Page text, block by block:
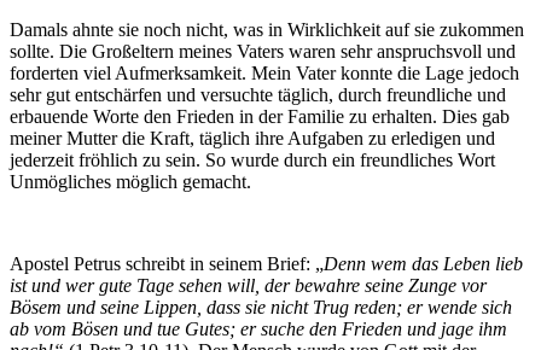
Damals ahnte sie noch nicht, was in Wirklichkeit auf sie zukommen
sollte. Die Großeltern meines Vaters waren sehr anspruchsvoll und
forderten viel Aufmerksamkeit. Mein Vater konnte die Lage jedoch
sehr gut entschärfen und versuchte täglich, durch freundliche und
erbauende Worte den Frieden in der Familie zu erhalten. Dies gab
meiner Mutter die Kraft, täglich ihre Aufgaben zu erledigen und
jederzeit fröhlich zu sein. So wurde durch ein freundliches Wort
Unmögliches möglich gemacht.
Apostel Petrus schreibt in seinem Brief: „Denn wem das Leben lieb
ist und wer gute Tage sehen will, der bewahre seine Zunge vor
Bösem und seine Lippen, dass sie nicht Trug reden; er wende sich
ab vom Bösen und tue Gutes; er suche den Frieden und jage ihm